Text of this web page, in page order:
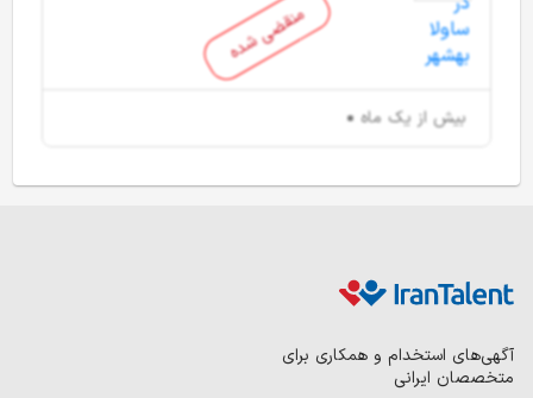
منقضی شده
بیش از یک ماه
آگهی‌های استخدام و همکاری برای
متخصصان ایرانی